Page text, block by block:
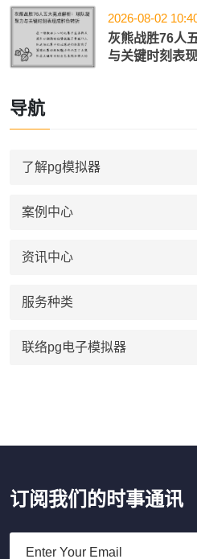
2026-08-02
灰熊战胜76人
与关键时刻表
导航
了解pg模拟器
案例中心
资讯中心
服务种类
联络pg电子模拟器
订阅我们的时事通讯